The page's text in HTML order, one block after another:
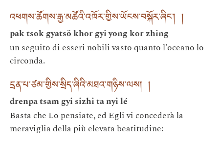
འཕགས་ཚོགས་རྒྱ་མཚོའི་འཁོར་གྱིས་ཡོངས་བསྐོར་ཞིང་། །
pak tsok gyatsö khor gyi yong kor zhing
un seguito di esseri nobili vasto quanto l'oceano lo
circonda.
དྲན་པ་ཙམ་གྱིས་སྲིད་ཞིའི་མཐའ་གཉིས་ལས། །
drenpa tsam gyi sizhi ta nyi lé
Basta che Lo pensiate, ed Egli vi concederà la
meraviglia della più elevata beatitudine: